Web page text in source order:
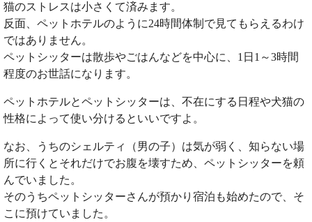
猫のストレスは小さくて済みます。
反面、ペットホテルのように24時間体制で見てもらえるわけ
ではありません。
ペットシッターは散歩やごはんなどを中心に、1日1～3時間
程度のお世話になります。
ペットホテルとペットシッターは、不在にする日程や犬猫の
性格によって使い分けるといいですよ。
なお、うちのシェルティ（男の子）は気が弱く、知らない場
所に行くとそれだけでお腹を壊すため、ペットシッターを頼
んでいました。
そのうちペットシッターさんが預かり宿泊も始めたので、そ
こに預けていました。